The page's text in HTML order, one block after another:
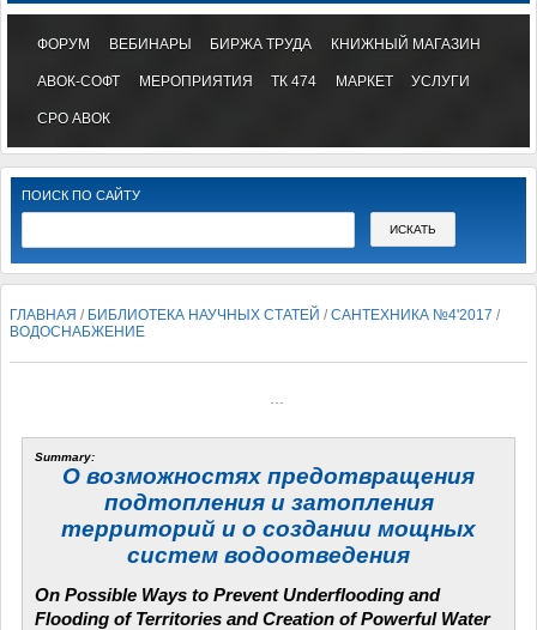
ФОРУМ ВЕБИНАРЫ БИРЖА ТРУДА КНИЖНЫЙ МАГАЗИН
АВОК-СОФТ МЕРОПРИЯТИЯ ТК 474 МАРКЕТ УСЛУГИ
СРО АВОК
ПОИСК ПО САЙТУ
ГЛАВНАЯ / БИБЛИОТЕКА НАУЧНЫХ СТАТЕЙ /САНТЕХНИКА №4'2017 /
ВОДОСНАБЖЕНИЕ
Summary:
О возможностях предотвращения
подтопления и затопления
территорий и о создании мощных
систем водоотведения
On Possible Ways to Prevent Underflooding and
Flooding of Territories and Creation of Powerful Water